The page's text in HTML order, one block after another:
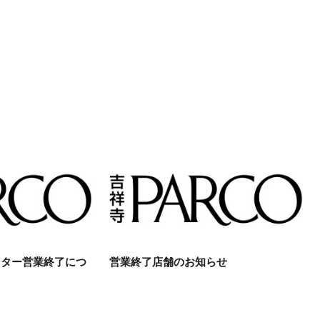
ー営業終了につ 営業終了店舗のお知らせ